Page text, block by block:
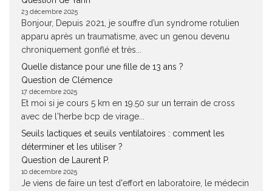
23 décembre 2025
Bonjour, Depuis 2021, je souffre d’un syndrome rotulien
apparu après un traumatisme, avec un genou devenu
chroniquement gonflé et très...
Quelle distance pour une fille de 13 ans ?
Question de Clémence
17 décembre 2025
Et moi si je cours 5 km en 19.50 sur un terrain de cross
avec de l'herbe bcp de virage...
Seuils lactiques et seuils ventilatoires : comment les
déterminer et les utiliser ?
Question de Laurent P.
10 décembre 2025
Je viens de faire un test d'effort en laboratoire, le médecin